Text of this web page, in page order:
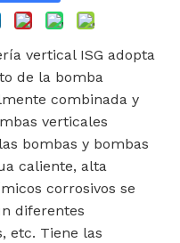
vertical ISG adopta
de la bomba
combinada y
verticales
bombas y bombas
caliente, alta
corrosivos se
diferentes
etc. Tiene las